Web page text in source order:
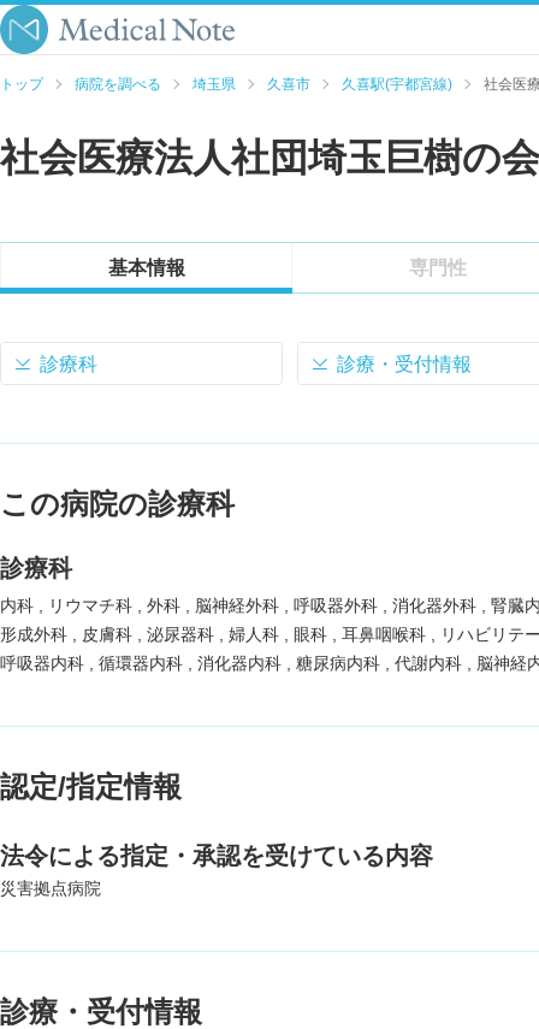
トップ 病院を調べる 埼玉県 久喜市 久喜駅(宇都宮線) 社会医
社会医療法人社団埼玉巨樹の
基本情報 専門性
診療科 診療・受付情報
この病院の診療科
診療科
内科 リウマチ科 外科 脳神経外科 呼吸器外科 消化器外科
腎臓
形成外科
皮膚科 泌尿器科 婦人科 眼科 耳鼻咽喉科
リハビリテ
呼吸器内科
循環器内科 消化器内科 糖尿病内科 代謝内科 脳神経
認定/指定情報
法令による指定・承認を受けている内容
災害拠点病院
診療・受付情報